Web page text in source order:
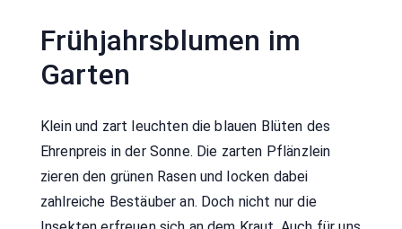
Frühjahrsblumen im
Garten
Klein und zart leuchten die blauen Blüten des
Ehrenpreis in der Sonne. Die zarten Pflänzlein
zieren den grünen Rasen und locken dabei
zahlreiche Bestäuber an. Doch nicht nur die